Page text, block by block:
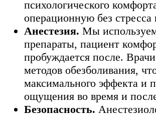
психологического
операционную без стресса
Анестезия. Мы
препараты, пациент
пробуждается после.
методов обезболивания,
максимального эффекта и
ощущения во время и
Безопасность.